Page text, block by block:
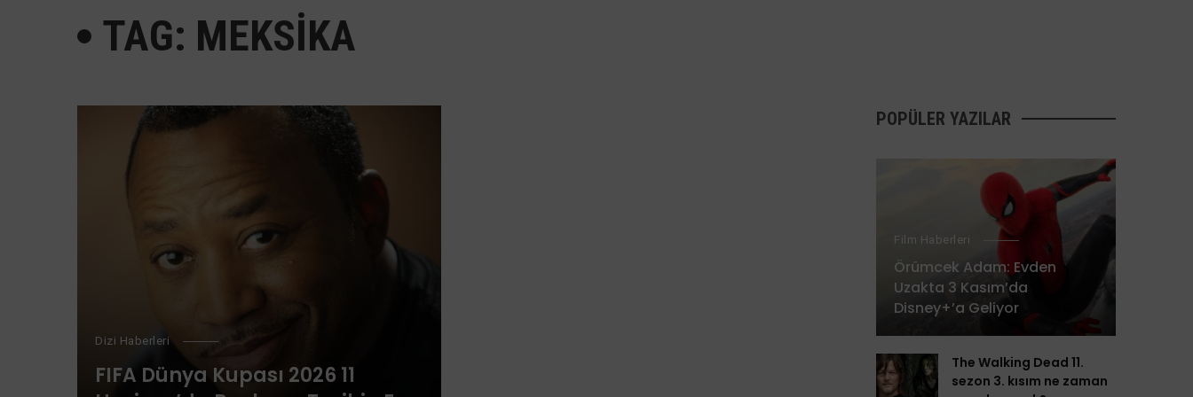
TAG: MEKSIKA
Dizi Haberleri
FIFA Dünya Kupası 2026 11
POPÜLER YAZILAR
Film Haberleri
Örümcek Adam: Evden
Uzakta 3 Kasım’da
Disney+’a Geliyor
The Walking Dead 11.
sezon 3. kısım ne zaman